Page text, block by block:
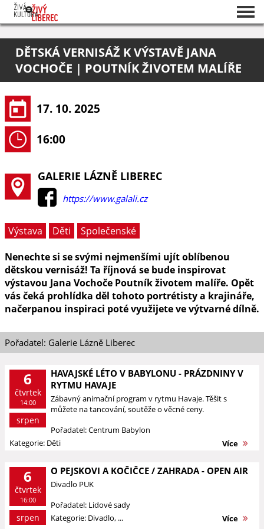
O projektu
Pořadatelé
DĚTSKÁ VERNISÁŽ K VÝSTAVĚ JANA
VOCHOČE | POUTNÍK ŽIVOTEM MALÍŘE
17. 10. 2025
16:00
GALERIE LÁZNĚ LIBEREC
https://www.galali.cz
Výstava Děti
Společenské
Nenechte si se svými nejmenšími ujít oblíbenou
dětskou vernisáž! Ta říjnová se bude inspirovat
výstavou Jana Vochoče Poutník životem malíře. Opět
vás čeká prohlídka děl tohoto portrétisty a krajináře,
načerpanou inspiraci poté využijete ve výtvarné dílně.
Pořadatel: Galerie Lázně Liberec
6
čtvrtek
14:00
srpen
HAVAJSKÉ LÉTO V BABYLONU - PRÁZDNINY V
RYTMU HAVAJE
Zábavný animační program v rytmu Havaje. Těšit s
můžete na tancování, soutěže o věcné ceny.
Pořadatel: Centrum Babylon
Kategorie: Děti
Více
6
čtvrtek
16:00
srpen
O PEJSKOVI A KOČIČCE / ZAHRADA - OPEN AIR
Divadlo PUK
Pořadatel: Lidové sady
Kategorie: Divadlo, ...
Více